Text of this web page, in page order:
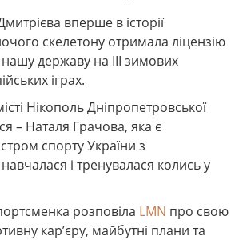
вперше в історії
скелетону отримала ліцензію
нашу державу на III зимових
іграх.
Нікополь Дніпропетровської
– Наталя Грачова, яка є
спорту України з
і тренувалася колись у
розповіла LMN про свою
кар’єру, майбутні плани та